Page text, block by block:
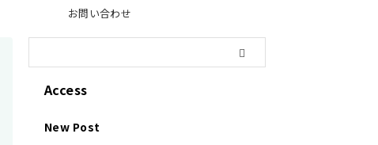
お問い合わせ
Access
New Post